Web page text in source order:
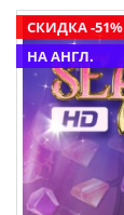
СКИДКА -51%
НА АНГЛ.